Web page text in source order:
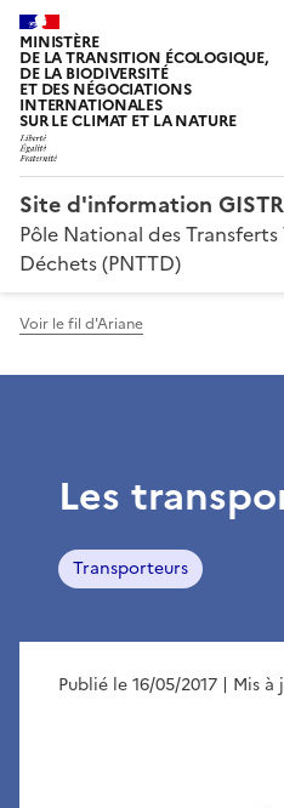
MINISTÈRE
DE LA TRANSITION ÉCOLOGIQUE,
DE LA BIODIVERSITÉ
ET DES NÉGOCIATIONS
INTERNATIONALES
SUR LE CLIMAT ET LA NATURE
Site d'information
Pôle National des
Déchets (PNTTD)
Voir le fil d'Ariane
Les
Transporteurs
Publié le 16/05/2017 | Mis à